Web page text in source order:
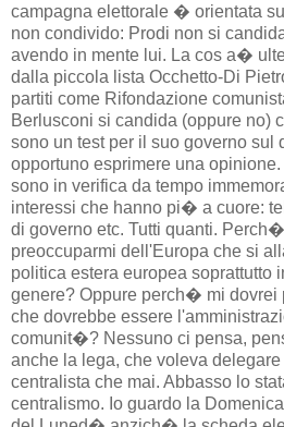
campagna elettorale � orientata
non condivido: Prodi non si
avendo in mente lui. La cos a�
dalla piccola lista Occhetto-Di
partiti come Rifondazione
Berlusconi si candida (oppure no)
sono un test per il suo governo sul
opportuno esprimere una
sono in verifica da tempo
interessi che hanno pi� a cuore:
di governo etc. Tutti quanti.
preoccuparmi dell'Europa che si
politica estera europea soprattutto
genere? Oppure perch� mi dovrei
che dovrebbe essere
comunit�? Nessuno ci pensa,
anche la lega, che voleva
centralista che mai. Abbasso lo
centralismo. Io guardo la